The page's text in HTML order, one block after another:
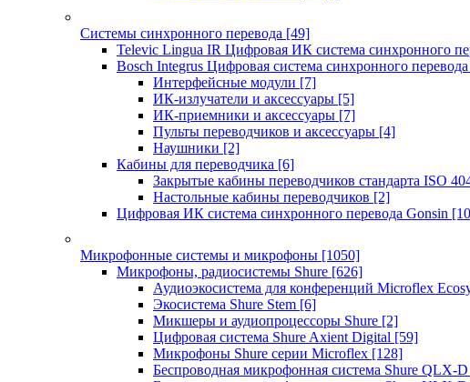
Системы синхронного перевода [49]
Televic Lingua IR Цифровая ИК система синхронного
Bosch Integrus Цифровая система синхронного перевода
Интерфейсные модули [7]
ИК-излучатели и аксессуары [5]
ИК-приемники и аксессуары [7]
Пульты переводчиков и аксессуары [4]
Наушники [2]
Кабины для переводчика [6]
Закрытые кабины переводчиков стандарта ISO
Настольные кабины переводчиков [2]
Цифровая ИК система синхронного перевода Gonsin
Микрофонные системы и микрофоны [1050]
Микрофоны, радиосистемы Shure [626]
Аудиоэкосистема для конференций Microflex
Экосистема Shure Stem [6]
Микшеры и аудиопроцессоры Shure [2]
Цифровая система Shure Axient Digital [59]
Микрофоны Shure серии Microflex [128]
Беспроводная микрофонная система Shure QLX-D